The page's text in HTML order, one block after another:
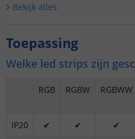
Bekijk alles
Toepassing
Welke led strips zijn
RGB RGBW RGBWW
IP20
✔ ✔ ✔